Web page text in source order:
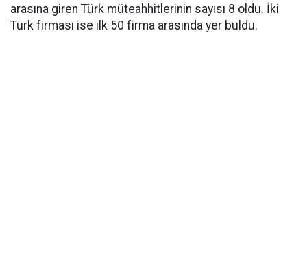
arasına giren Türk müteahhitlerinin sayısı 8 oldu. İki
Türk firması ise ilk 50 firma arasında yer buldu.